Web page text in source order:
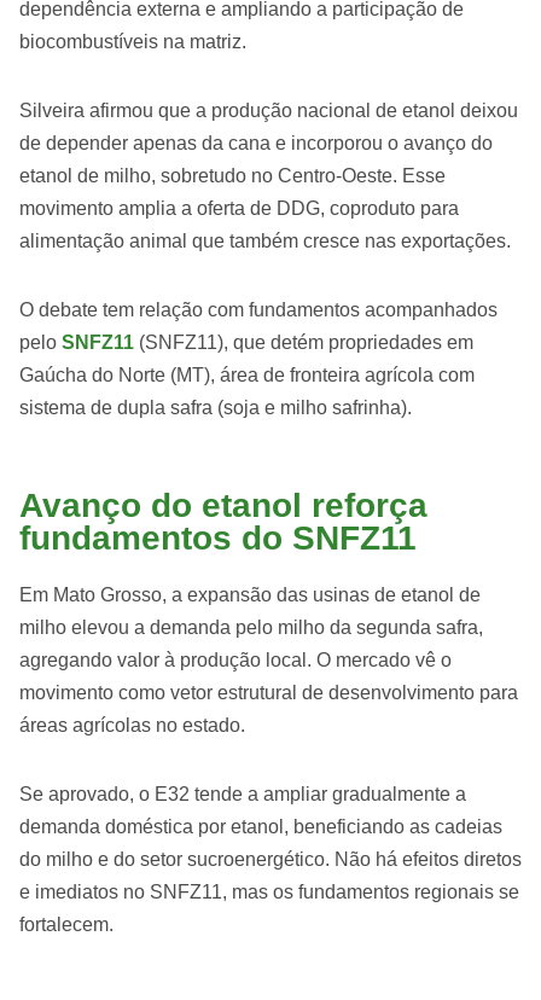
dependência externa e ampliando a participação de
biocombustíveis na matriz.
Silveira afirmou que a produção nacional de etanol deixou
de depender apenas da cana e incorporou o avanço do
etanol de milho, sobretudo no Centro-Oeste. Esse
movimento amplia a oferta de DDG, coproduto para
alimentação animal que também cresce nas exportações.
O debate tem relação com fundamentos acompanhados
pelo SNFZ11 (SNFZ11), que detém propriedades em
Gaúcha do Norte (MT), área de fronteira agrícola com
sistema de dupla safra (soja e milho safrinha).
Avanço do etanol reforça
fundamentos do SNFZ11
Em Mato Grosso, a expansão das usinas de etanol de
milho elevou a demanda pelo milho da segunda safra,
agregando valor à produção local. O mercado vê o
movimento como vetor estrutural de desenvolvimento para
áreas agrícolas no estado.
Se aprovado, o E32 tende a ampliar gradualmente a
demanda doméstica por etanol, beneficiando as cadeias
do milho e do setor sucroenergético. Não há efeitos diretos
e imediatos no SNFZ11, mas os fundamentos regionais se
fortalecem.